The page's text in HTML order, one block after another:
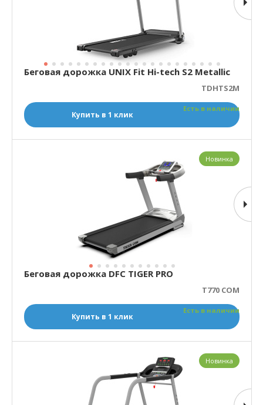
Беговая дорожка UNIX Fit Hi-tech S2 Metallic
TDHTS2M
Есть в наличии
Купить в 1 клик
Беговая дорожка DFC TIGER PRO
T770 COM
Есть в наличии
Купить в 1 клик
Новинка
Новинка